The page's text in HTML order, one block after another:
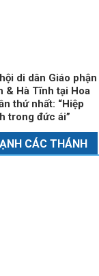
di dân Giáo phận
& Hà Tĩnh tại Hoa
thứ nhất: “Hiệp
trong đức ái”
CÁC THÁNH